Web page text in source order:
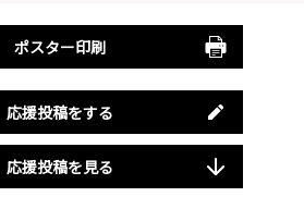
ポスター印刷
応援投稿をする
応援投稿を見る